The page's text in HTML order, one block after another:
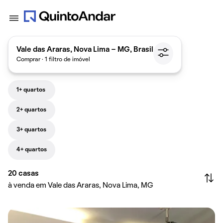
Vale das Araras, Nova Lima - MG, Brasil
Comprar · 1 filtro de imóvel
1+ quartos
2+ quartos
3+ quartos
4+ quartos
20 casas
à venda em Vale das Araras, Nova Lima, MG